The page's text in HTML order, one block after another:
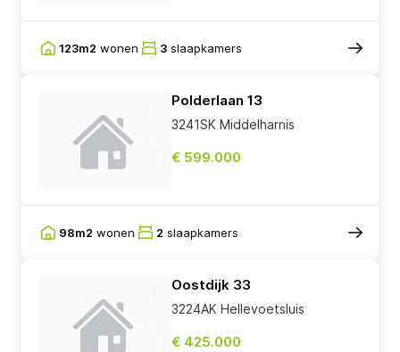
123m2 wonen 3 slaapkamers
Polderlaan 13
3241SK Middelharnis
€ 599.000
98m2 wonen 2 slaapkamers
Oostdijk 33
3224AK Hellevoetsluis
€ 425.000